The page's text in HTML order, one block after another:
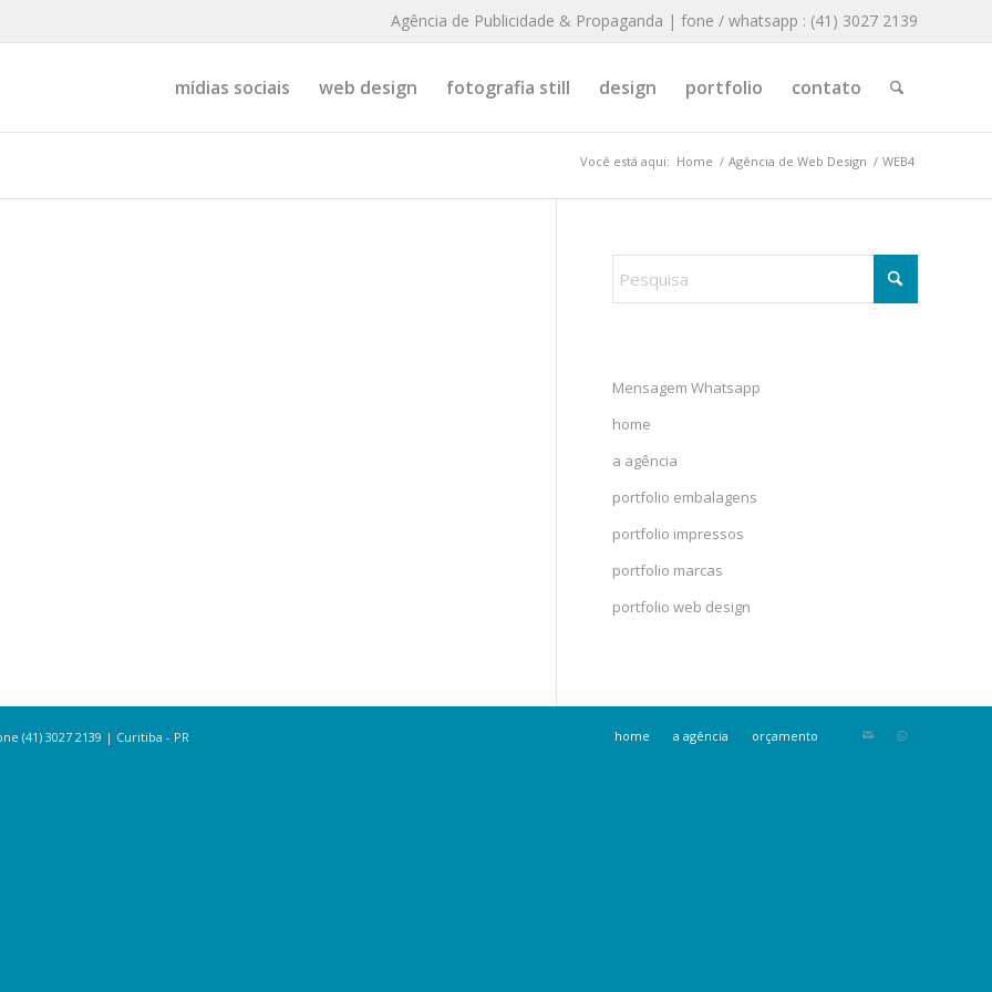
Agência de Publicidade & Propaganda | fone / whatsapp : (41) 3027 2139
mídias sociais web design fotografia still design portfolio contato
Você está aqui: Home / Agência de Web Design / WEB4
Mensagem Whatsapp
home
a agência
portfolio embalagens
portfolio impressos
portfolio marcas
portfolio web design
(41) 3027 2139 | Curitiba - PR home a agência orçamento